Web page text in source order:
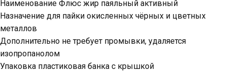
Наименование Флюс жир паяльный активный
Назначение для пайки окисленных чёрных и цветных
металлов
Дополнительно не требует промывки, удаляется
изопропанолом
Упаковка пластиковая банка с крышкой